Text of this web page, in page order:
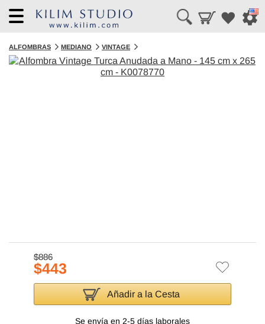
Menu
ALFOMBRAS MEDIANO VINTAGE
$886
$443
Añadir a la Cesta
Se envía en 2-5 días laborales